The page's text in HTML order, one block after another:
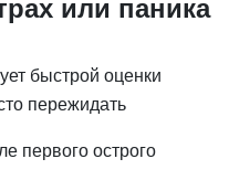
или паника
быстрой оценки
пережидать
первого острого